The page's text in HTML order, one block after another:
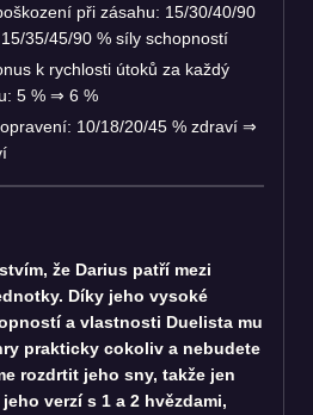
při zásahu: 15/30/40/90
15/35/45/90 % síly schopností
k rychlosti útoků za každý
5 % ⇒ 6 %
10/18/20/45 % zdraví ⇒
že Darius patří mezi
Díky jeho vysoké
a vlastnosti Duelista mu
prakticky cokoliv a nebudete
rozdrtit jeho sny, takže jen
verzí s 1 a 2 hvězdami,